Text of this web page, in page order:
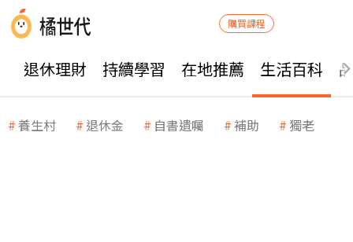
購買課程
退休理財 持續學習 在地推薦 生活百科
養生村 退休金 自書遺囑 補助 獨老